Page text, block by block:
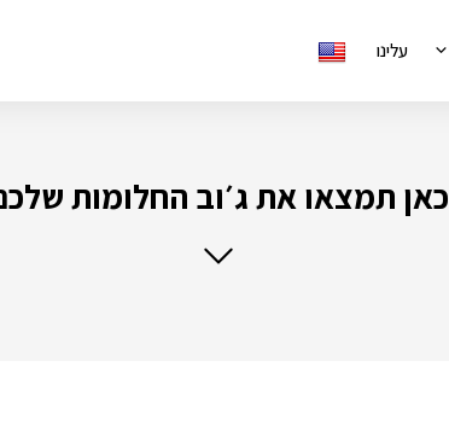
עלינו
כאן תמצאו את ג׳וב החלומות